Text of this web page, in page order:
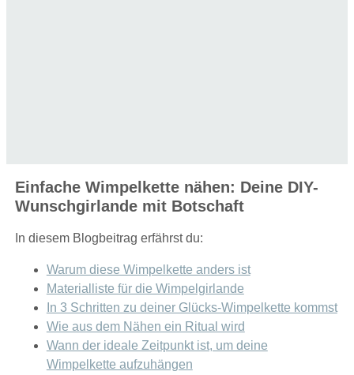
Einfache Wimpelkette nähen: Deine DIY-
Wunschgirlande mit Botschaft
In diesem Blogbeitrag erfährst du:
Warum diese Wimpelkette anders ist
Materialliste für die Wimpelgirlande
In 3 Schritten zu deiner Glücks-Wimpelkette kommst
Wie aus dem Nähen ein Ritual wird
Wann der ideale Zeitpunkt ist, um deine
Wimpelkette aufzuhängen